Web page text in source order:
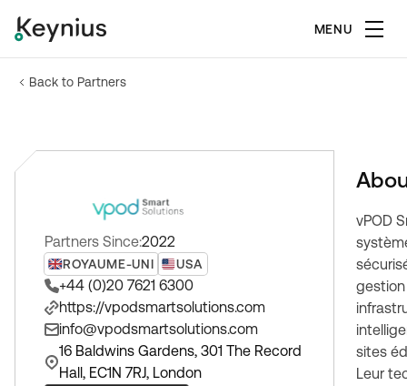
MENU
Back to Partners
Partners Since:2022
ROYAUME-UNI USA
+44 (0)20 7621 6300
https://vpodsmartsolutions.com
info@vpodsmartsolutions.com
16 Baldwins Gardens, 301 The Record
Hall, EC1N 7RJ, London
vPOD
sites
Leur